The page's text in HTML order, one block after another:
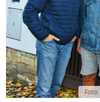
Foto: